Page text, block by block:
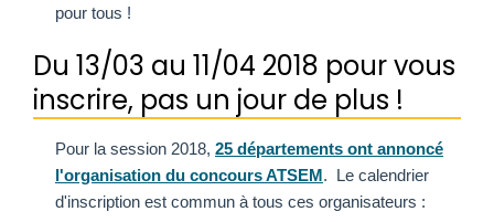
pour tous !
Du 13/03 au 11/04 2018 pour vous
inscrire, pas un jour de plus !
Pour la session 2018, 25 départements ont annoncé
l'organisation du concours ATSEM. Le calendrier
d'inscription est commun à tous ces organisateurs :